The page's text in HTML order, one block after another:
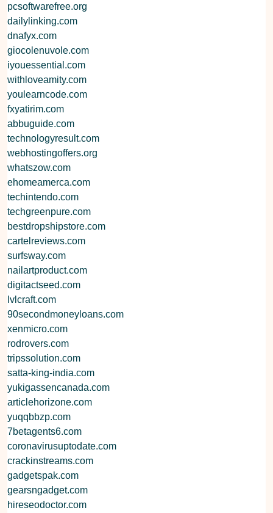
pcsoftwarefree.org
dailylinking.com
dnafyx.com
giocolenuvole.com
iyouessential.com
withloveamity.com
youlearncode.com
fxyatirim.com
abbuguide.com
technologyresult.com
webhostingoffers.org
whatszow.com
ehomeamerca.com
techintendo.com
techgreenpure.com
bestdropshipstore.com
cartelreviews.com
surfsway.com
nailartproduct.com
digitactseed.com
lvlcraft.com
90secondmoneyloans.com
xenmicro.com
rodrovers.com
tripssolution.com
satta-king-india.com
yukigassencanada.com
articlehorizone.com
yuqqbbzp.com
7betagents6.com
coronavirusuptodate.com
crackinstreams.com
gadgetspak.com
gearsngadget.com
hireseodoctor.com